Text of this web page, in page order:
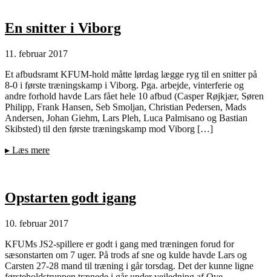
En snitter i Viborg
11. februar 2017
Et afbudsramt KFUM-hold måtte lørdag lægge ryg til en snitter på
8-0 i første træningskamp i Viborg. Pga. arbejde, vinterferie og
andre forhold havde Lars fået hele 10 afbud (Casper Røjkjær, Søren
Philipp, Frank Hansen, Seb Smoljan, Christian Pedersen, Mads
Andersen, Johan Giehm, Lars Pleh, Luca Palmisano og Bastian
Skibsted) til den første træningskamp mod Viborg […]
▸ Læs mere
Opstarten godt igang
10. februar 2017
KFUMs JS2-spillere er godt i gang med træningen forud for
sæsonstarten om 7 uger. På trods af sne og kulde havde Lars og
Carsten 27-28 mand til træning i går torsdag. Det der kunne ligne